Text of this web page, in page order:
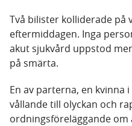
Två bilister kolliderade på
eftermiddagen. Inga
akut sjukvård uppstod
på smärta.
En av parterna, en kvinna
vållande till olyckan och
ordningsföreläggande